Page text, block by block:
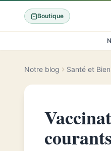
Boutique
Notre blog Santé et
courants